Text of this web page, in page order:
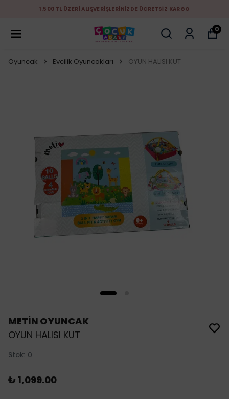
1.500 TL ÜZERİ ALIŞVERİŞLERİNİZDE ÜCRETSİZ KARGO
0
Oyuncak Evcilik Oyuncakları OYUN HALISI KUT
METİN OYUNCAK
OYUN HALISI KUT
Stok: 0
₺ 1,099.00